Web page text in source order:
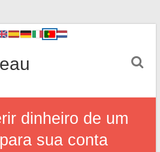
dinheiro de um
sua conta